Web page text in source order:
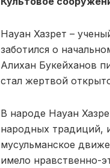
Науан Хазрет –
заботился о
Алихан Букейханов
стал жертвой
В народе Науан
народных традиций,
мусульманское
имело нравственно-